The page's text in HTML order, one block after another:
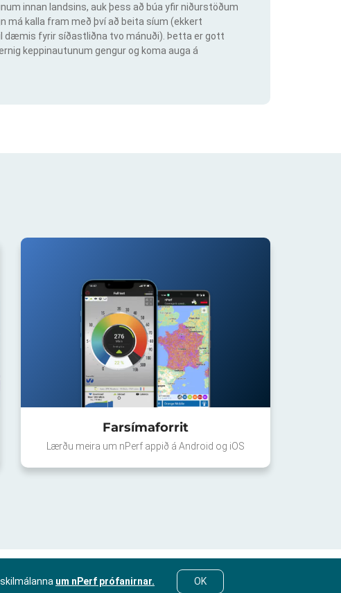
innan landsins, auk þess að búa yfir niðurstöðum
má kalla fram með því að beita síum (ekkert
dæmis fyrir síðastliðna tvo mánuði). Þetta er gott
keppinautunum gengur og koma auga á
Farsímaforrit
Lærðu meira um nPerf appið á Android og iOS
um nPerf prófanirnar. OK